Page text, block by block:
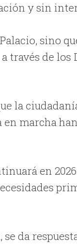
y sin
sino
través de los
la
en marcha
en
da